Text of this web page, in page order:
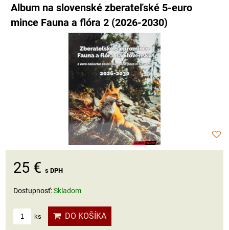
Album na slovenské zberateľské 5-euro
mince Fauna a flóra 2 (2026-2030)
25 € s DPH
Dostupnosť:Skladom
ks DO KOŠÍKA